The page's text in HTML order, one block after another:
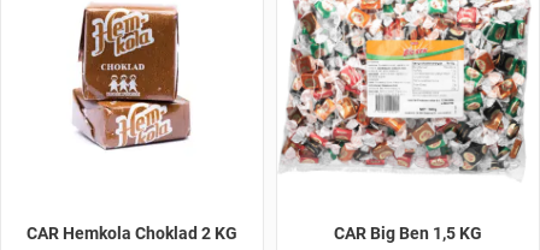
CAR Hemkola Choklad 2 KG CAR Big Ben 1,5 KG